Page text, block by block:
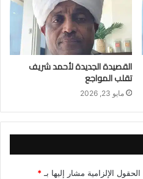
القصيدة الجديدة لأحمد شريف
تقلب المواجع
مايو 23, 2026
الحقول الإلزامية مشار إليها بـ*